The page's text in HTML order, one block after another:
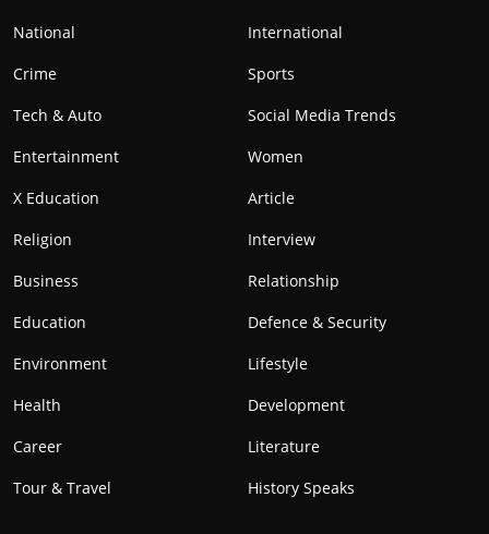
National
International
Crime
Sports
Tech & Auto
Social Media Trends
Entertainment
Women
X Education
Article
Religion
Interview
Business
Relationship
Education
Defence & Security
Environment
Lifestyle
Health
Development
Career
Literature
Tour & Travel
History Speaks